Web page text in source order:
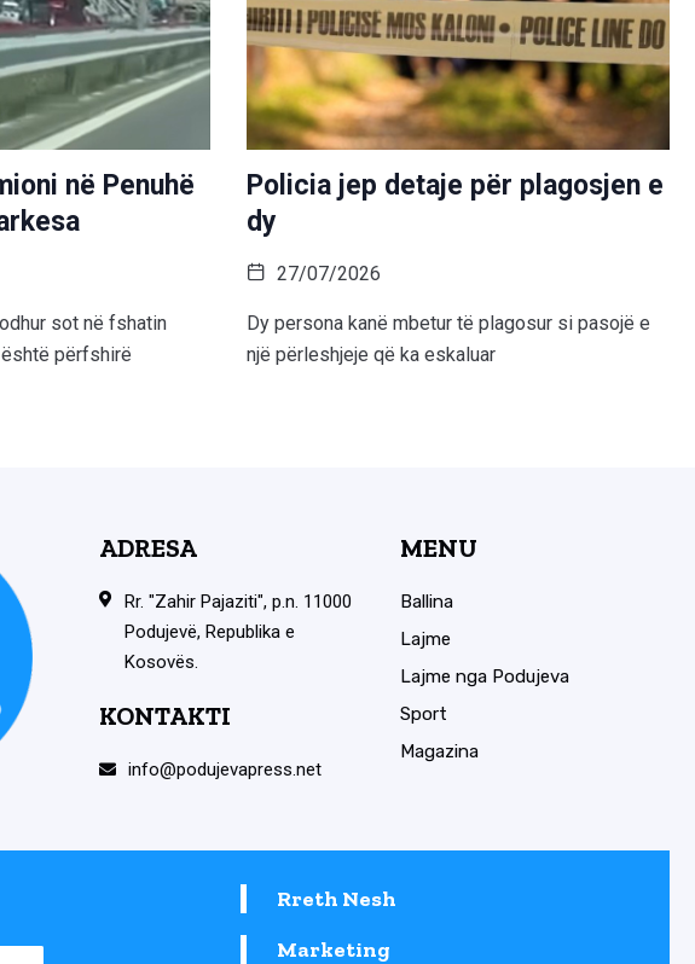
në Penuhë
sot në fshatin
përfshirë
Policia jep detaje për plagosjen e
dy
27/07/2026
Dy persona kanë mbetur të plagosur si pasojë e
një përleshjeje që ka eskaluar
ADRESA
Rr. "Zahir Pajaziti", p.n. 11000
Podujevë, Republika e
Kosovës.
KONTAKTI
info@podujevapress.net
MENU
Ballina
Lajme
Lajme nga Podujeva
Sport
Magazina
Rreth Nesh
Marketing